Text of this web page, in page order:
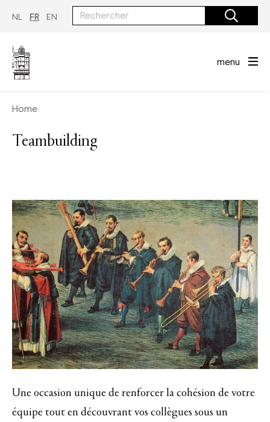
NL FR EN
menu
Home
Teambuilding
Une occasion unique de renforcer la cohésion de votre
équipe tout en découvrant vos collègues sous un